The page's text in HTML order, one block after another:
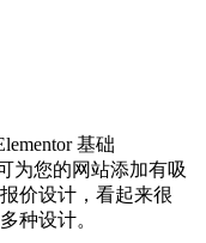
基础
为您的网站添加有吸
价设计，看起来很
种设计。